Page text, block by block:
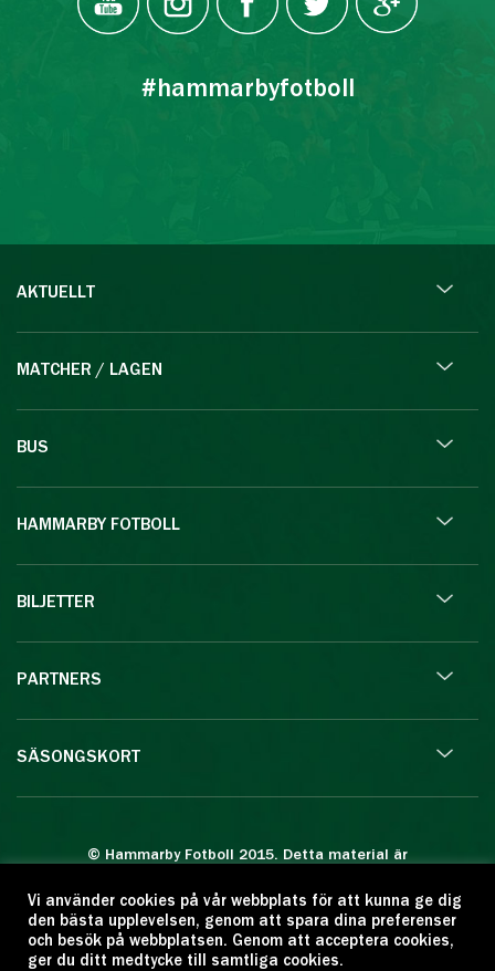
#hammarbyfotboll
AKTUELLT
MATCHER / LAGEN
BUS
HAMMARBY FOTBOLL
BILJETTER
PARTNERS
SÄSONGSKORT
© Hammarby Fotboll 2015. Detta material är
Eftertryck eller annan kopiering är förbjuden.
Citera oss gärna men ange källan:
www.hammarbyfotboll.se. Ansvarig utgivare:
Vi använder cookies på vår webbplats för att kunna ge dig
den bästa upplevelsen, genom att spara dina preferenser
och besök på webbplatsen. Genom att acceptera cookies,
ger du ditt medtycke till samtliga cookies.